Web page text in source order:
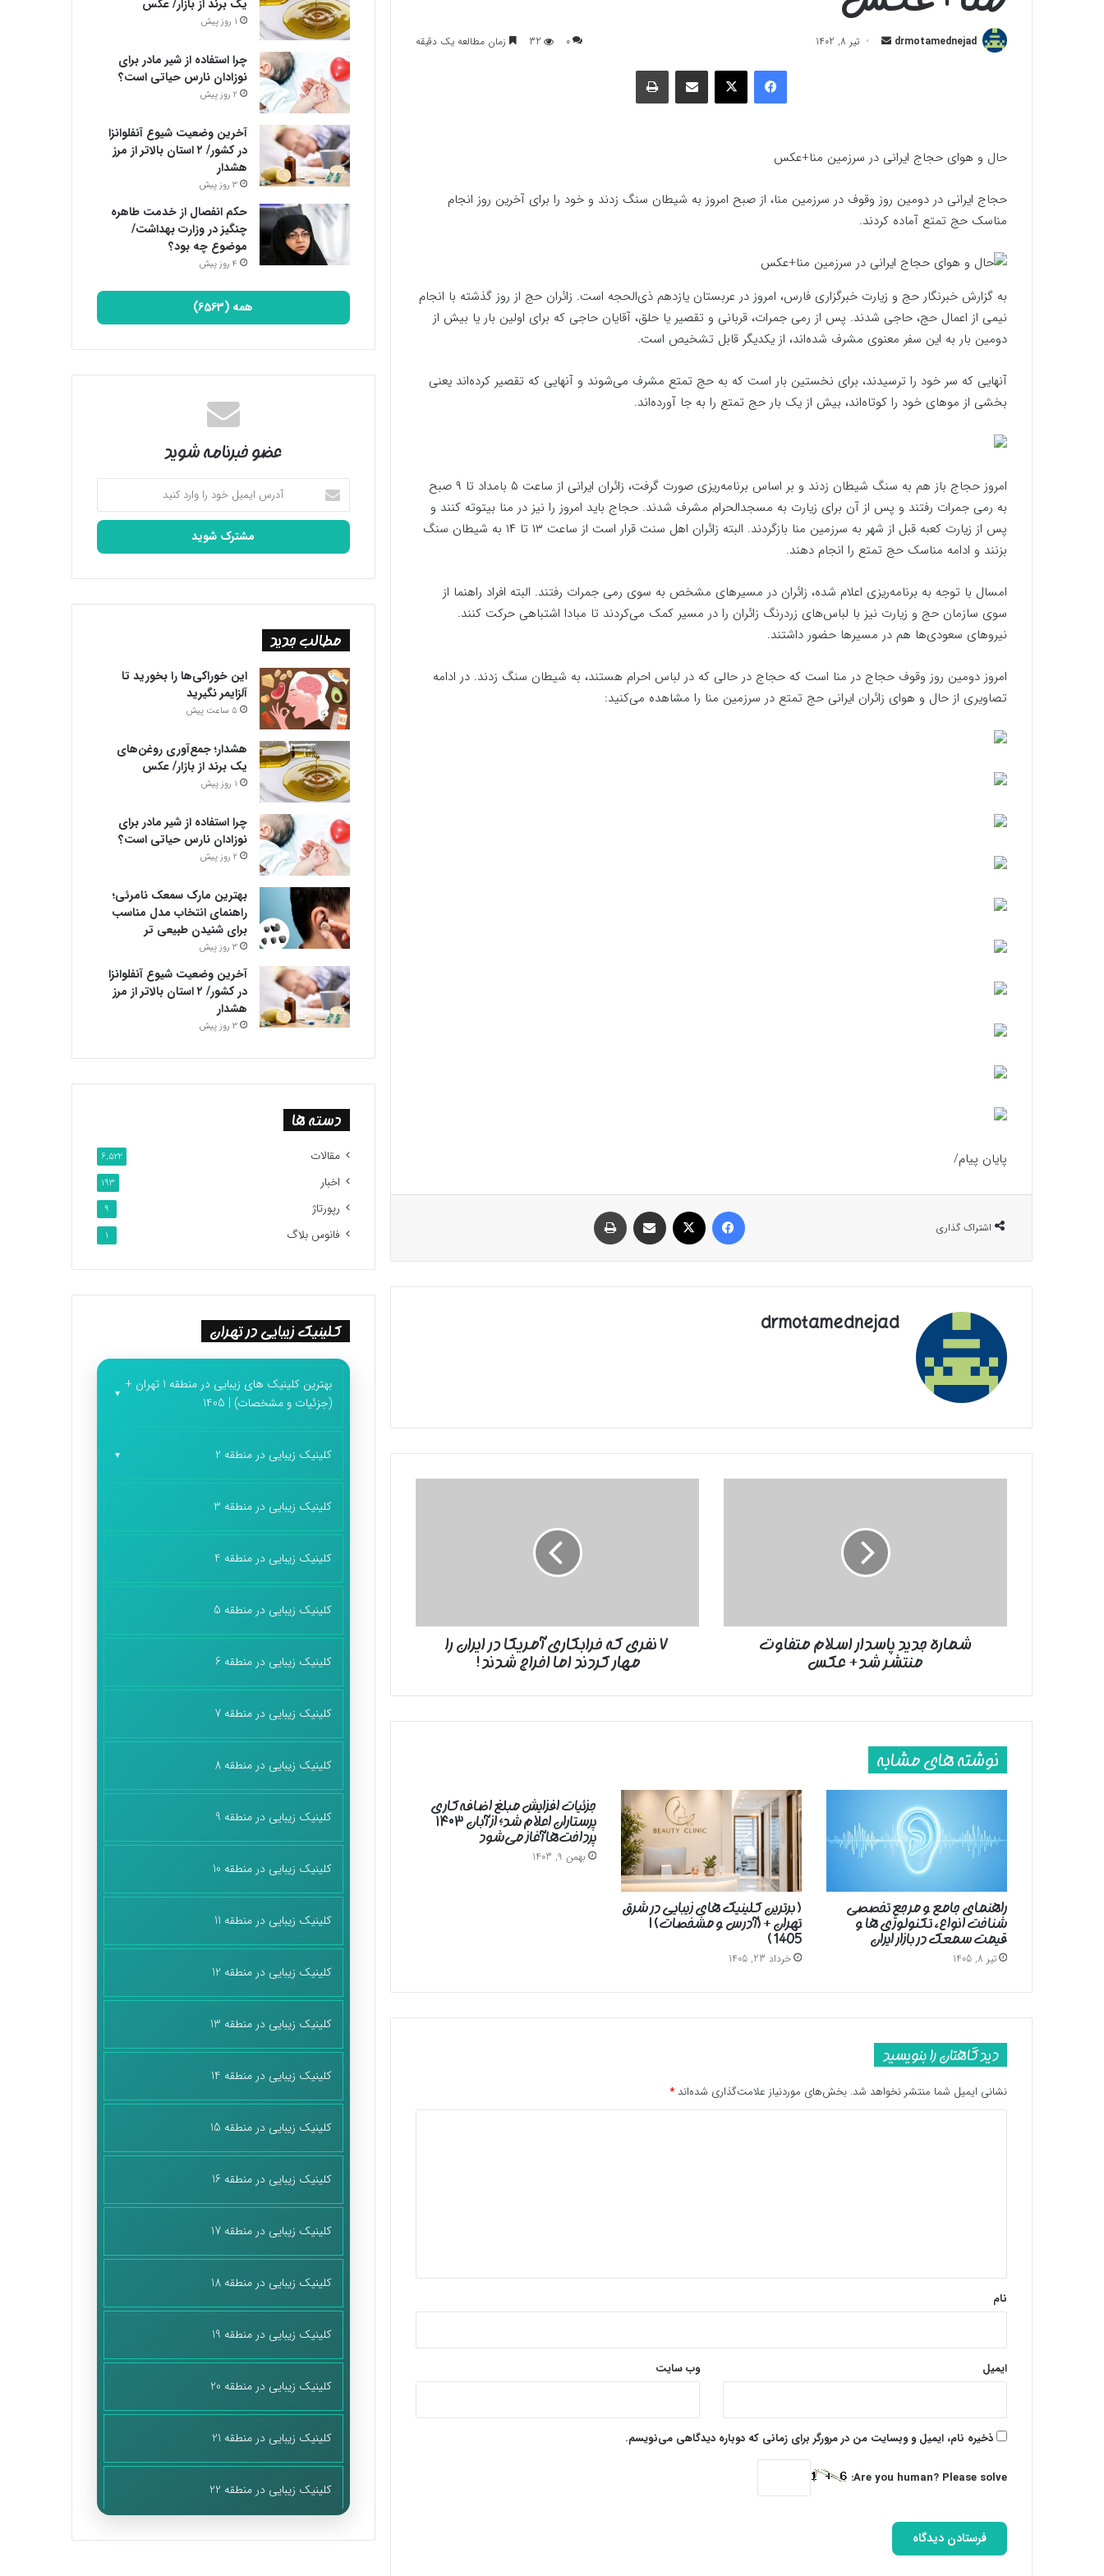
drmotamednejad
ارسال تیر 8, 1402 0
32 زمان مطالعه یک دقیقه
فیسبوک ایکس اشتراک گذاری با ایمیل چاپ
حال و هوای حجاج ایرانی در سرزمین منا+عکس
حجاج ایرانی در دومین روز وقوف در سرزمین منا، از صبح امروز به شیطان سنگ زدند و خود را برای آخرین روز انجام
مناسک حج تمتع آماده کردند.
به گزارش خبرنگار حج و زیارت خبرگزاری فارس، امروز در عربستان یازدهم ذی‌الحجه است. زائران حج از روز گذشته با انجام
نیمی از اعمال حج، حاجی شدند. پس از رمی جمرات، قربانی و تقصیر یا حلق، آقایان حاجی که برای اولین بار یا بیش از
دومین بار به این سفر معنوی مشرف شده‌اند، از یکدیگر قابل تشخیص است.
آنهایی که سر خود را ترسیدند، برای نخستین بار است که به حج تمتع مشرف می‌شوند و آنهایی که تقصیر کرده‌اند یعنی
بخشی از موهای خود را کوتاه‌اند، بیش از یک بار حج تمتع را به جا آورده‌اند.
امروز حجاج باز هم به سنگ شیطان زدند و بر اساس برنامه‌ریزی صورت گرفت، زائران ایرانی از ساعت ۵ بامداد تا ۹ صبح
به رمی جمرات رفتند و پس از آن برای زیارت به مسجدالحرام مشرف شدند. حجاج باید امروز را نیز در منا بیتوته کنند و
پس از زیارت کعبه قبل از شهر به سرزمین منا بازگردند. البته زائران اهل سنت قرار است از ساعت ۱۳ تا ۱۴ به شیطان سنگ
بزنند و ادامه مناسک حج تمتع را انجام دهند.
امسال با توجه به برنامه‌ریزی اعلام شده، زائران در مسیرهای مشخص به سوی رمی جمرات رفتند. البته افراد راهنما از
سوی سازمان حج و زیارت نیز با لباس‌های زردرنگ زائران را در مسیر کمک می‌کردند تا مبادا اشتباهی حرکت کنند.
نیروهای سعودی‌ها هم در مسیرها حضور داشتند.
امروز دومین روز وقوف حجاج در منا است که حجاج در حالی که در لباس احرام هستند، به شیطان سنگ زدند. در ادامه
تصاویری از حال و هوای زائران ایرانی حج تمتع در سرزمین منا را مشاهده می‌کنید:
پایان پیام/
اشتراک گذاری
فیسبوک ایکس اشتراک گذاری با ایمیل
drmotamednejad
شماره جدید پاسدار اسلام متفاوت
منتشر شد+ عکس
مهار
شدند!
۷ نفری که خرابکاری آمریکا در ایران را
مهار کردند اما اخراج شدند!
نوشته های مشابه
راهنمای جامع و مرجع تخصصی
شناخت انواع، تکنولوژی ها و
قیمت سمعک در بازار ایران
تیر 8, 1405
( برترین کلینیک های زیبایی در شرق
تهران + (آدرس و مشخصات) |
1405 )
خرداد 23, 1405
جزئیات افزایش مبلغ اضافه‌کاری
پرستاران اعلام شد؛ از آبان ۱۴۰۳
پرداخت‌ها آغاز می‌شود
بهمن 9, 1403
دیدگاهتان را بنویسید
نشانی ایمیل شما منتشر نخواهد شد. بخش‌های موردنیاز علامت‌گذاری شده‌اند *
نام
ایمیل وب‌ سایت
ذخیره نام، ایمیل و وبسایت من در مرورگر برای زمانی که دوباره دیدگاهی می‌نویسم.
Are you human? Please solve:
یک برند از بازار/ عکس
1 روز پیش
چرا استفاده از شیر مادر برای
نوزادان نارس حیاتی است؟
2 روز پیش
آخرین وضعیت شیوع آنفلوانزا
در کشور/ ۲ استان بالاتر از مرز
هشدار
3 روز پیش
حکم انفصال از خدمت طاهره
چنگیز در وزارت بهداشت/
موضوع چه بود؟
4 روز پیش
همه (6563)
عضو خبرنامه شوید
آدرس
ایمیل
خود
وارد
مطالب جدید
این خوراکی‌ها را بخورید تا
آلزایمر نگیرید
5 ساعت پیش
هشدار؛ جمع‌آوری روغن‌های
یک برند از بازار/ عکس
1 روز پیش
چرا استفاده از شیر مادر برای
نوزادان نارس حیاتی است؟
2 روز پیش
بهترین مارک سمعک نامرئی؛
راهنمای انتخاب مدل مناسب
برای شنیدن طبیعی تر
3 روز پیش
آخرین وضعیت شیوع آنفلوانزا
در کشور/ ۲ استان بالاتر از مرز
هشدار
3 روز پیش
دسته ها
مقالات 6,522
اخبار 193
رپورتاژ 9
فانوس بلاگ 1
کلینیک زیبایی در تهران
بهترین کلینیک های زیبایی در منطقه 1 تهران +
(جزئیات و مشخصات) | 1405
کلینیک زیبایی در منطقه 2
کلینیک زیبایی در منطقه 3
کلینیک زیبایی در منطقه 4
کلینیک زیبایی در منطقه 5
کلینیک زیبایی در منطقه 6
کلینیک زیبایی در منطقه 7
کلینیک زیبایی در منطقه 8
کلینیک زیبایی در منطقه 9
کلینیک زیبایی در منطقه 10
کلینیک زیبایی در منطقه 11
کلینیک زیبایی در منطقه 12
کلینیک زیبایی در منطقه 13
کلینیک زیبایی در منطقه 14
کلینیک زیبایی در منطقه 15
کلینیک زیبایی در منطقه 16
کلینیک زیبایی در منطقه 17
کلینیک زیبایی در منطقه 18
کلینیک زیبایی در منطقه 19
کلینیک زیبایی در منطقه 20
کلینیک زیبایی در منطقه 21
کلینیک زیبایی در منطقه 22